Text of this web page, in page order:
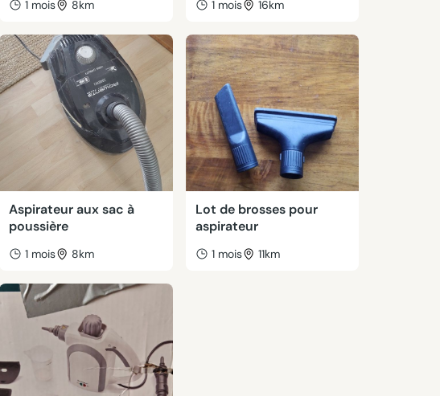
1 mois 8km 1 mois 16km
Aspirateur aux sac à
poussière
1 mois 8km
Lot de brosses pour
aspirateur
1 mois 11km